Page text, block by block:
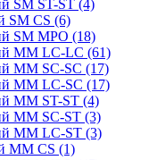
SM ST-ST (4)
SM CS (6)
SM MPO (18)
MM LC-LC (61)
MM SC-SC (17)
MM LC-SC (17)
MM ST-ST (4)
MM SC-ST (3)
MM LC-ST (3)
MM CS (1)